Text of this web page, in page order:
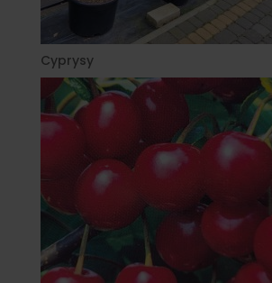
Cyprysy